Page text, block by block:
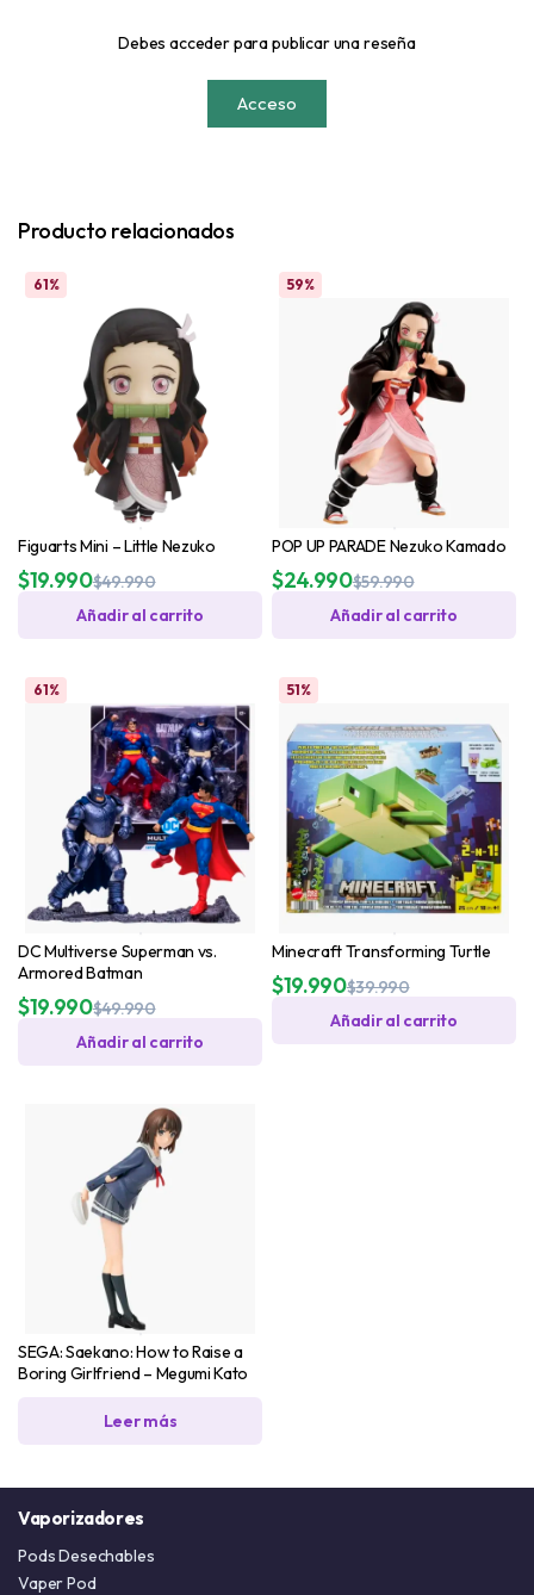
Debes acceder para publicar una reseña
Acceso
Producto relacionados
61%
Figuarts Mini – Little Nezuko
$49.990
$19.990
Añadir al carrito
59%
POP UP PARADE Nezuko Kamado
$59.990
$24.990
Añadir al carrito
61%
DC Multiverse Superman vs.
Armored Batman
$49.990
$19.990
Añadir al carrito
51%
Minecraft Transforming Turtle
$39.990
$19.990
Añadir al carrito
SEGA: Saekano: How to Raise a
Boring Girlfriend – Megumi Kato
Leer más
Vaporizadores
Pods Desechables
Vaper Pod